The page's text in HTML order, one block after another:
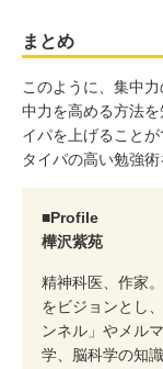
まとめ
このように、集中
中力を高める方法
イパを上げること
タイパの高い勉強術
■Profile
樺沢紫苑
精神科医、作家
をビジョンとし
ンネル」やメル
学、脳科学の知